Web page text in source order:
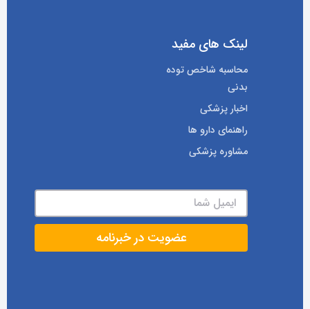
لینک های مفید
محاسبه شاخص توده
بدنی
اخبار پزشکی
راهنمای دارو ها
مشاوره پزشکی